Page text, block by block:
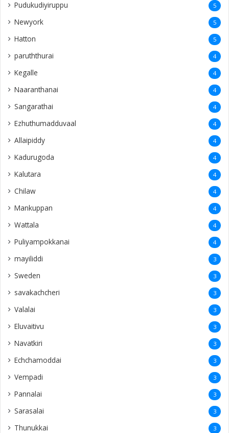
Pudukudiyiruppu 5
Newyork 5
Hatton 5
paruththurai 4
Kegalle 4
Naaranthanai 4
Sangarathai 4
Ezhuthumadduvaal 4
Allaipiddy 4
Kadurugoda 4
Kalutara 4
Chilaw 4
Mankuppan 4
Wattala 4
Puliyampokkanai 4
mayiliddi 3
Sweden 3
savakachcheri 3
Valalai 3
Eluvaitivu 3
Navatkiri 3
Echchamoddai 3
Vempadi 3
Pannalai 3
Sarasalai 3
Thunukkai 3